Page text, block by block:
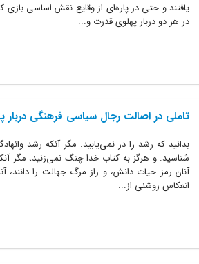
یافتند و حتی در پاره‌ای از وقایع نقش اساسی بازی
در هر دو دربار پهلوی قدرت و...
تاملی در اصالت رجال سیاسی فرهنگی دربار
بدانید که رشد را در نمی‌یابید. مگر آنکه رشد
شناسید. و هرگز به کتاب خدا چنگ نمی‌زنید، مگر
آنان رمز حیات دانش، و راز مرگ جهالت‌ را
انعکاس روشنی از...